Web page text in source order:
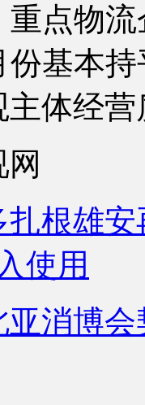
点物
基本
体经
扎根雄
使用
亚消博